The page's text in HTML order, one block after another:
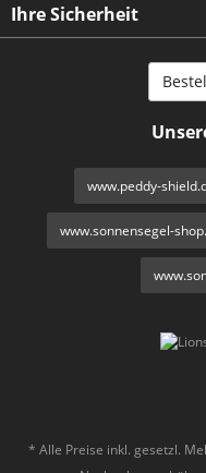
Ihre Sicherheit
www.peddy-
www.sonnensegel-
* Alle Preise inkl. gesetzl.